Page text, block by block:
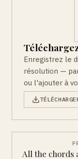
Enregistrez le
résolution —
ou l'ajouter à
All the chords